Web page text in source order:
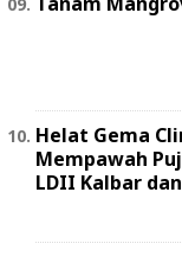
Helat Gema
Mempawah
LDII Kalbar